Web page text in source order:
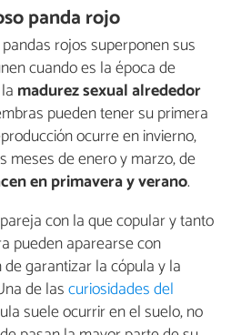
panda rojo
rojos superponen sus
cuando es la época de
madurez sexual alrededor
pueden tener su primera
ocurre en invierno,
meses de enero y marzo, de
en primavera y verano.
con la que copular y tanto
pueden aparearse con
garantizar la cópula y la
de lascuriosidades del
suele ocurrir en el suelo, no